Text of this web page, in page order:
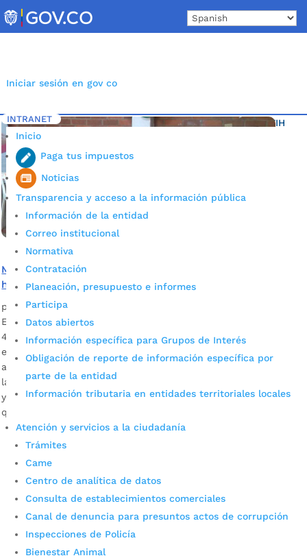
to
content
Iniciar sesión en gov co
INTRANET
Inicio
Paga tus impuestos
Noticias
Transparencia y acceso a la información pública
Información de la entidad
Correo institucional
Normativa
Contratación
Planeación, presupuesto e informes
Participa
Datos abiertos
Información específica para Grupos de Interés
Obligación de reporte de información específica por
parte de la entidad
Información tributaria en entidades territoriales locales
Atención y servicios a la ciudadanía
Trámites
Came
Centro de analítica de datos
Consulta de establecimientos comerciales
Canal de denuncia para presuntos actos de corrupción
Inspecciones de Policía
Bienestar Animal
Inicio 5 Etiqueta: Programas promoción y prevención VIH
Más de 400 talentos participaron de la convocatoria que
hizo el ISABU para trabajar en Programa de VIH
por Alcaldía de Bucaramanga
El cierre de entrega de hojas de vida finalizó ayer miércoles
4 de marzo. Margie Rios, profesional universitaria
especializada del área de la salud pública ISABU Descargar
audio Más de 400 personas, entre profesionales del área de
la salud, ciencias sociales, técnicos, tecnólogos en sistemas
y líderes de las comunidades, atendieron la convocatoria
que hizo […]
Cupos Escolares Bucaramanga 2022